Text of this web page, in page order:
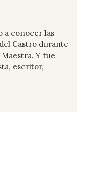
a conocer las
Castro durante
Y fue
escritor,